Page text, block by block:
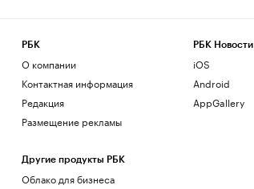
РБК
О компании
Контактная информация
Редакция
Размещение рекламы
Другие продукты РБК
Облако для бизнеса
РБК Новости
iOS
Android
AppGallery